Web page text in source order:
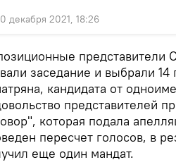
декабря 2021, 18:26
представители
заседание и выбрали
кандидата от
представителей
которая подала
пересчет голосов, в
еще один мандат.